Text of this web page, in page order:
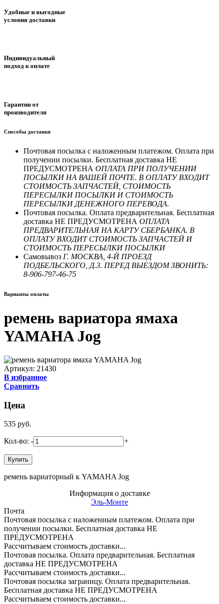
Удобные и выгодные
условия доставки
Индивидуальный
подход к оплате
Гарантии от
производителя
Способы доставки
Почтовая посылка с наложенным платежом. Оплата при
получении посылки. Бесплатная доставка НЕ
ПРЕДУСМОТРЕНА ОПЛАТА ПРИ ПОЛУЧЕНИИ
ПОСЫЛКИ НА ВАШЕЙ ПОЧТЕ. В ОПЛАТУ ВХОДИТ
СТОИМОСТЬ ЗАПЧАСТЕЙ, СТОИМОСТЬ
ПЕРЕСЫЛКИ ПОСЫЛКИ И СТОИМОСТЬ
ПЕРЕСЫЛКИ ДЕНЕЖНОГО ПЕРЕВОДА.
Почтовая посылка. Оплата предварительная. Бесплатная
доставка НЕ ПРЕДУСМОТРЕНА ОПЛАТА
ПРЕДВАРИТЕЛЬНАЯ НА КАРТУ СБЕРБАНКА. В
ОПЛАТУ ВХОДИТ СТОИМОСТЬ ЗАПЧАСТЕЙ И
СТОИМОСТЬ ПЕРЕСЫЛКИ ПОСЫЛКИ
Самовывоз Г. МОСКВА, 4-Й ПРОЕЗД
ПОДБЕЛЬСКОГО, Д.3. ПЕРЕД ВЫЕЗДОМ ЗВОНИТЬ:
8-906-797-46-75
Варианты оплаты
ремень вариатора ямаха
YAMAHA Jog
Артикул: 21430
В избранное
Сравнить
Цена
535 руб.
Кол-во: - +
ремень вариаторный к YAMAHA Jog
Информация о доставке
Эль-Монте
Почта
Почтовая посылка с наложенным платежом. Оплата при
получении посылки. Бесплатная доставка НЕ
ПРЕДУСМОТРЕНА
Рассчитываем стоимость доставки...
Почтовая посылка. Оплата предварительная. Бесплатная
доставка НЕ ПРЕДУСМОТРЕНА
Рассчитываем стоимость доставки...
Почтовая посылка заграницу. Оплата предварительная.
Бесплатная доставка НЕ ПРЕДУСМОТРЕНА
Рассчитываем стоимость доставки...